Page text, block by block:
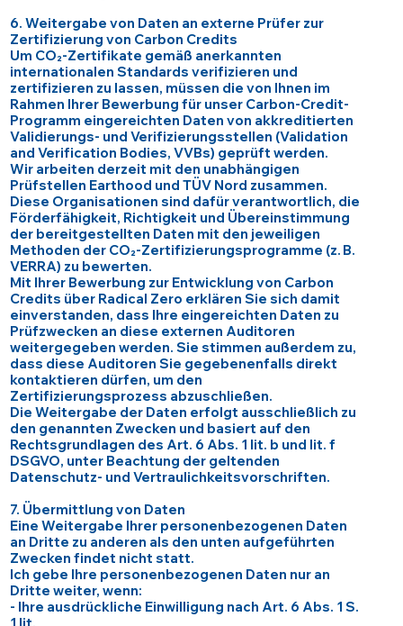
6. Weitergabe von Daten an externe Prüfer zur
Zertifizierung von Carbon Credits
Um CO₂-Zertifikate gemäß anerkannten
internationalen Standards verifizieren und
zertifizieren zu lassen, müssen die von Ihnen im
Rahmen Ihrer Bewerbung für unser Carbon-Credit-
Programm eingereichten Daten von akkreditierten
Validierungs- und Verifizierungsstellen (Validation
and Verification Bodies, VVBs) geprüft werden.
Wir arbeiten derzeit mit den unabhängigen
Prüfstellen Earthood und TÜV Nord zusammen.
Diese Organisationen sind dafür verantwortlich, die
Förderfähigkeit, Richtigkeit und Übereinstimmung
der bereitgestellten Daten mit den jeweiligen
Methoden der CO₂-Zertifizierungsprogramme (z. B.
VERRA) zu bewerten.
Mit Ihrer Bewerbung zur Entwicklung von Carbon
Credits über Radical Zero erklären Sie sich damit
einverstanden, dass Ihre eingereichten Daten zu
Prüfzwecken an diese externen Auditoren
weitergegeben werden. Sie stimmen außerdem zu,
dass diese Auditoren Sie gegebenenfalls direkt
kontaktieren dürfen, um den
Zertifizierungsprozess abzuschließen.
Die Weitergabe der Daten erfolgt ausschließlich zu
den genannten Zwecken und basiert auf den
Rechtsgrundlagen des Art. 6 Abs. 1 lit. b und lit. f
DSGVO, unter Beachtung der geltenden
Datenschutz- und Vertraulichkeitsvorschriften.
7. Übermittlung von Daten
Eine Weitergabe Ihrer personenbezogenen Daten
an Dritte zu anderen als den unten aufgeführten
Zwecken findet nicht statt.
Ich gebe Ihre personenbezogenen Daten nur an
Dritte weiter, wenn:
- Ihre ausdrückliche Einwilligung nach Art. 6 Abs. 1 S.